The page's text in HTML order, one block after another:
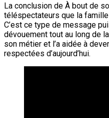
La conclusion de À bout de
téléspectateurs que la
C’est ce type de message
dévouement tout au long de
son métier et l’a aidée à
respectées d’aujourd’hui.